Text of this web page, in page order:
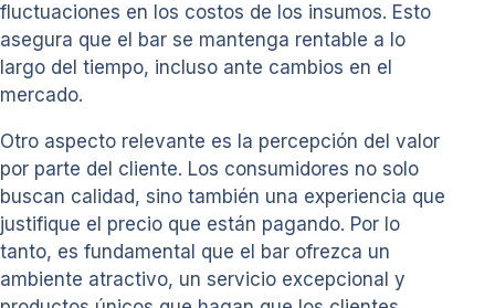
fluctuaciones en los costos de los insumos. Esto
asegura que el bar se mantenga rentable a lo
largo del tiempo, incluso ante cambios en el
mercado.
Otro aspecto relevante es la percepción del valor
por parte del cliente. Los consumidores no solo
buscan calidad, sino también una experiencia que
justifique el precio que están pagando. Por lo
tanto, es fundamental que el bar ofrezca un
ambiente atractivo, un servicio excepcional y